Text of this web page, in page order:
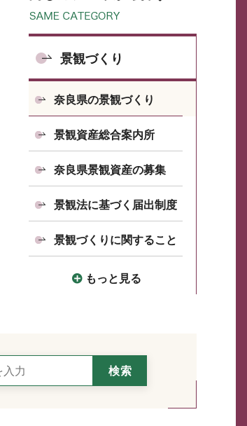
景観づくり
奈良県の景観づくり
景観資産総合案内所
奈良県景観資産の募集
景観法に基づく届出制度
景観づくりに関すること
もっと見る